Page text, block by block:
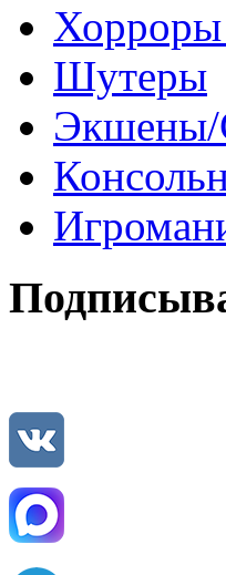
Шутеры
Экшены/